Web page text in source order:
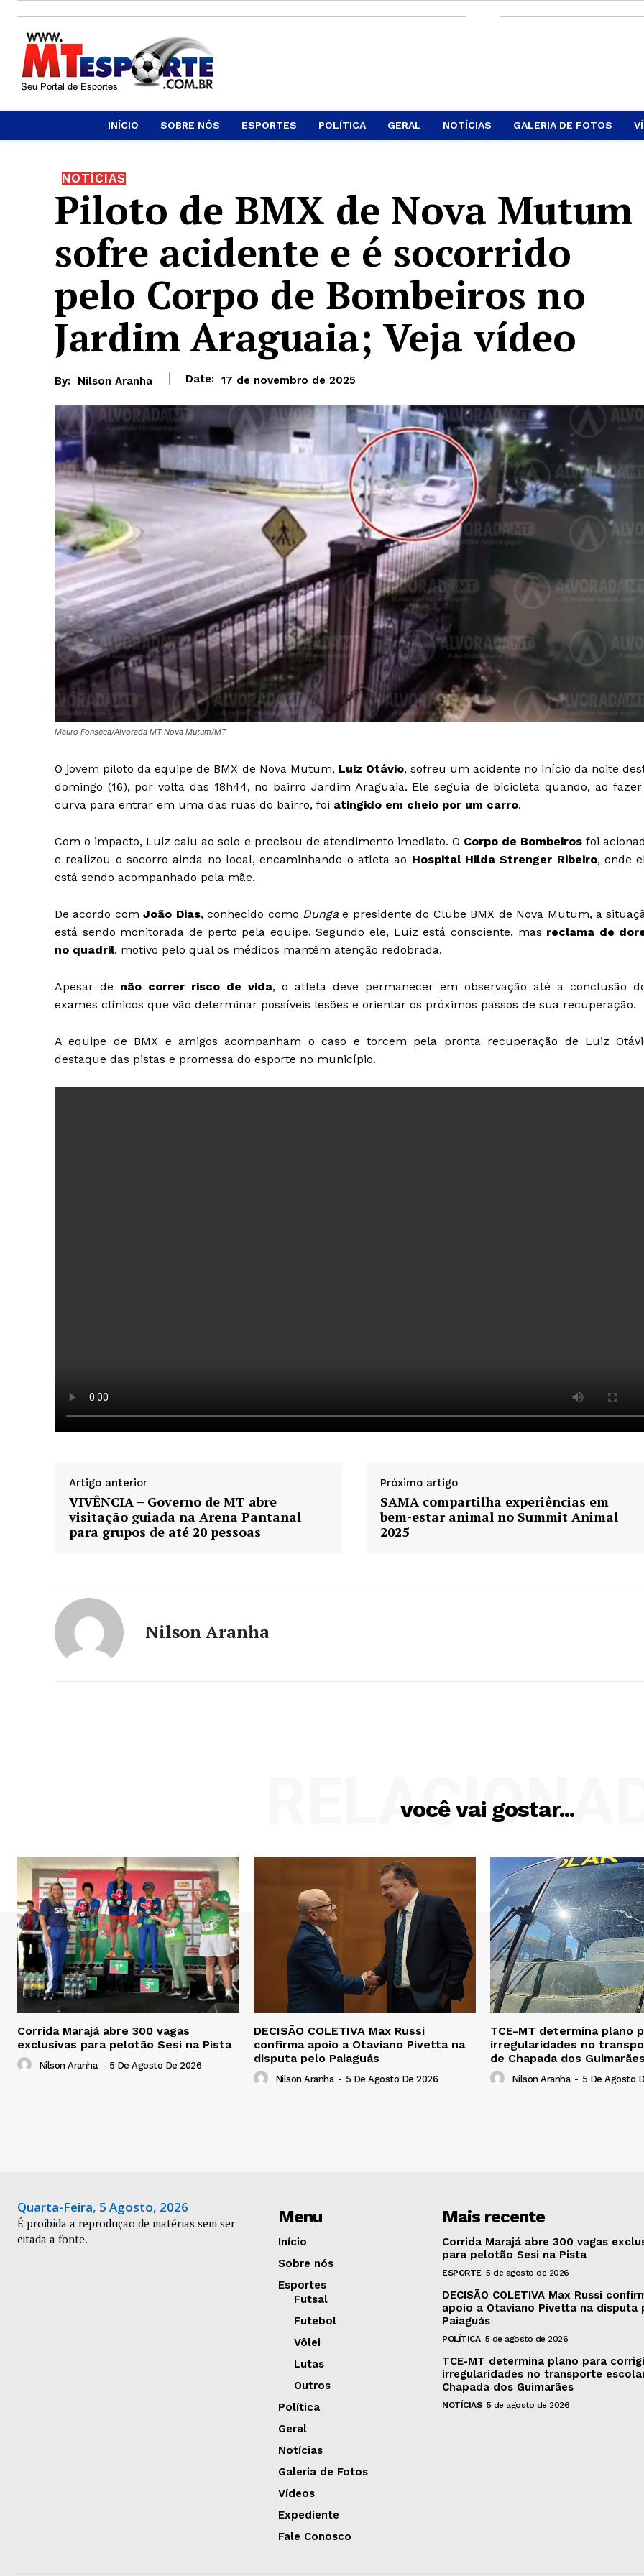
INÍCIO SOBRE NÓS ESPORTES POLÍTICA GERAL NOTÍCIAS GALERIA DE FOTOS
NOTÍCIAS
Piloto de BMX de Nova Mutum
sofre acidente e é socorrido
pelo Corpo de Bombeiros no
Jardim Araguaia; Veja vídeo
By: Nilson Aranha Date: 17 de novembro de 2025
Mauro Fonseca/Alvorada MT Nova Mutum/MT
O jovem piloto da equipe de BMX de Nova Mutum, Luiz Otávio, sofreu um acidente no início da noite
domingo (16), por volta das 18h44, no bairro Jardim Araguaia. Ele seguia de bicicleta quando, ao
curva para entrar em uma das ruas do bairro, foi atingido em cheio por um carro.
Com o impacto, Luiz caiu ao solo e precisou de atendimento imediato. O Corpo de Bombeiros foi
e realizou o socorro ainda no local, encaminhando o atleta ao Hospital Hilda Strenger Ribeiro, onde
está sendo acompanhado pela mãe.
De acordo comJoão Dias, conhecido como Dunga e presidente do Clube BMX de Nova Mutum, a
está sendo monitorada de perto pela equipe. Segundo ele, Luiz está consciente, mas reclama de
no quadril, motivo pelo qual os médicos mantêm atenção redobrada.
Apesar de não correr risco de vida, o atleta deve permanecer em observação até a conclusão
exames clínicos que vão determinar possíveis lesões e orientar os próximos passos de sua recuperação.
A equipe de BMX e amigos acompanham o caso e torcem pela pronta recuperação de Luiz
destaque das pistas e promessa do esporte no município.
Artigo anterior
VIVÊNCIA – Governo de MT abre
visitação guiada na Arena Pantanal
para grupos de até 20 pessoas
Próximo artigo
SAMA compartilha experiências em
bem-estar animal no Summit Animal
2025
Nilson Aranha
você vai gostar...
Corrida Marajá abre 300 vagas
exclusivas para pelotão Sesi na Pista
Nilson Aranha - 5 De Agosto De 2026
DECISÃO COLETIVA Max Russi
confirma apoio a Otaviano Pivetta na
disputa pelo Paiaguás
Nilson Aranha - 5 De Agosto De 2026
TCE-MT determina plano
irregularidades no
de Chapada dos
Nilson Aranha - 5 De Agosto
Quarta-Feira, 5 Agosto, 2026
É proibida a reprodução de matérias sem ser
citada a fonte.
Menu
Início
Sobre nós
Esportes
Futsal
Futebol
Vôlei
Lutas
Outros
Política
Geral
Notícias
Galeria de Fotos
Vídeos
Expediente
Fale Conosco
Mais recente
Corrida Marajá abre 300 vagas
para pelotão Sesi na Pista
ESPORTE 5 de agosto de 2026
DECISÃO COLETIVA Max Russi
apoio a Otaviano Pivetta na disputa
Paiaguás
POLÍTICA 5 de agosto de 2026
TCE-MT determina plano para
irregularidades no transporte
Chapada dos Guimarães
NOTÍCIAS 5 de agosto de 2026